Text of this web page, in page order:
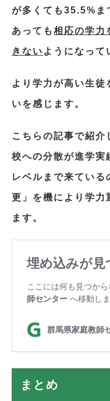
が多くても35.5%ま
あっても 相応の学力
きない ようになって
より学力が高い生徒
いを感じます。
こちらの記事で紹介
校への分散が進学実
レベルまで来ている
更」を機により学力
ます。
まとめ